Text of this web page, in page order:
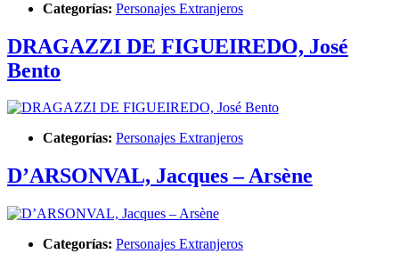
Categorías: Personajes Extranjeros
DRAGAZZI DE FIGUEIREDO, José
Bento
Categorías: Personajes Extranjeros
D’ARSONVAL, Jacques – Arsène
Categorías: Personajes Extranjeros